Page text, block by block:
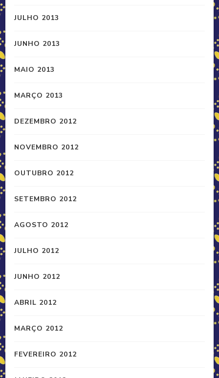
JULHO 2013
JUNHO 2013
MAIO 2013
MARÇO 2013
DEZEMBRO 2012
NOVEMBRO 2012
OUTUBRO 2012
SETEMBRO 2012
AGOSTO 2012
JULHO 2012
JUNHO 2012
ABRIL 2012
MARÇO 2012
FEVEREIRO 2012